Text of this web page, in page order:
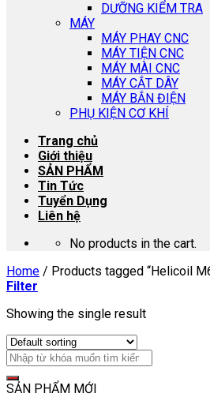
DƯỠNG KIỂM TRA
MÁY
MÁY PHAY CNC
MÁY TIỆN CNC
MÁY MÀI CNC
MÁY CẮT DÂY
MÁY BẮN ĐIỆN
PHỤ KIỆN CƠ KHÍ
Trang chủ
Giới thiệu
SẢN PHẨM
Tin Tức
Tuyển Dụng
Liên hệ
No products in the cart.
Home / Products tagged “Helicoil
Filter
Showing the single result
SẢN PHẨM MỚI